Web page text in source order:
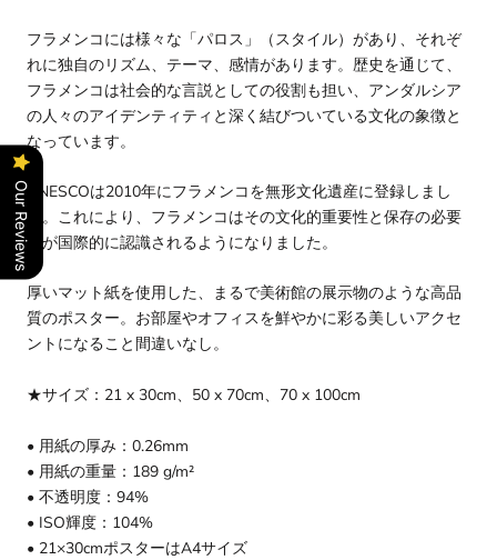
フラメンコには様々な「パロス」（スタイル）があり、それぞ
れに独自のリズム、テーマ、感情があります。歴史を通じて、
フラメンコは社会的な言説としての役割も担い、アンダルシア
の人々のアイデンティティと深く結びついている文化の象徴と
なっています。
UNESCOは2010年にフラメンコを無形文化遺産に登録しまし
た。これにより、フラメンコはその文化的重要性と保存の必要
性が国際的に認識されるようになりました。
厚いマット紙を使用した、まるで美術館の展示物のような高品
質のポスター。お部屋やオフィスを鮮やかに彩る美しいアクセ
ントになること間違いなし。
★サイズ：21 x 30cm、50 x 70cm、70 x 100cm
• 用紙の厚み：0.26mm
• 用紙の重量：189 g/m²
• 不透明度：94%
• ISO輝度：104%
• 21×30cmポスターはA4サイズ
Our Reviews